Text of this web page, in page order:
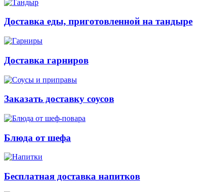
Доставка еды, приготовленной на тандыре
Доставка гарниров
Заказать доставку соусов
Блюда от шефа
Бесплатная доставка напитков